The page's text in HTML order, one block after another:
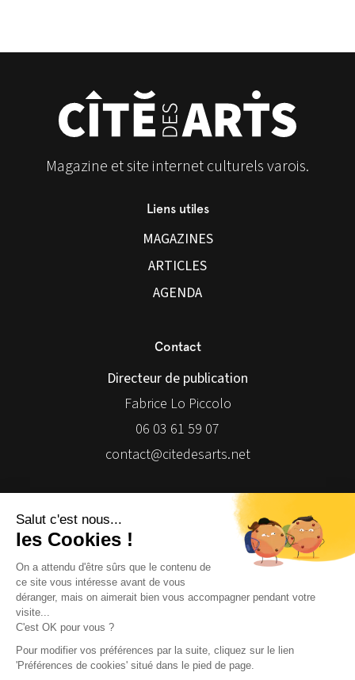
Magazine et site internet culturels varois.
Liens utiles
MAGAZINES
ARTICLES
AGENDA
Contact
Directeur de publication
Fabrice Lo Piccolo
06 03 61 59 07
contact@citedesarts.net